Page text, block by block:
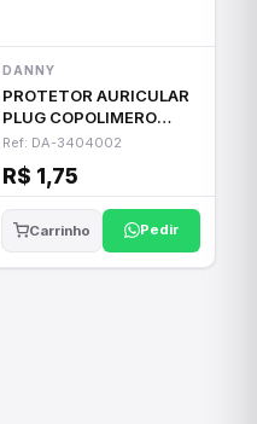
DANNY
PROTETOR AURICULAR
PLUG COPOLIMERO
WORKER
Ref: DA-3404002
R$ 1,75
Carrinho Pedir